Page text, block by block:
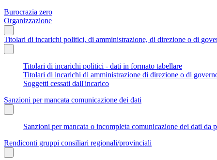
Burocrazia zero
Organizzazione
Titolari di incarichi politici, di amministrazione, di direzione o di
Titolari di incarichi politici - dati in formato tabellare
Titolari di incarichi di amministrazione di direzione o di
Soggetti cessati dall'incarico
Sanzioni per mancata comunicazione dei dati
Sanzioni per mancata o incompleta comunicazione dei dati
Rendiconti gruppi consiliari regionali/provinciali